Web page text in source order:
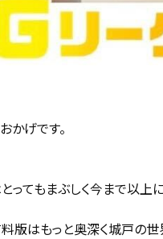
かげです。
ってもまぶしく今まで以
版はもっと奥深く城戸の世